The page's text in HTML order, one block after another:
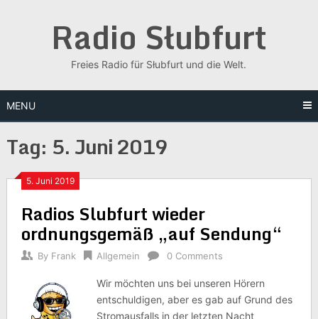
Radio Słubfurt
Freies Radio für Słubfurt und die Welt.
MENU
Tag: 5. Juni 2019
5. Juni 2019
Radios Slubfurt wieder
ordnungsgemäß „auf Sendung“
By Frank Allgemein 0 Comments
Wir möchten uns bei unseren Hörern
entschuldigen, aber es gab auf Grund des
Stromausfalls in der letzten Nacht